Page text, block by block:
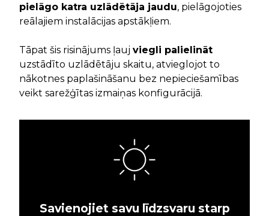
pielāgo katra uzlādētāja jaudu, pielāgojoties
reālajiem instalācijas apstākļiem.
Tāpat šis risinājums ļauj viegli palielināt
uzstādīto uzlādētāju skaitu, atvieglojot to
nākotnes paplašināšanu bez nepieciešamības
veikt sarežģītas izmaiņas konfigurācijā.
Savienojiet savu līdzsvaru starp